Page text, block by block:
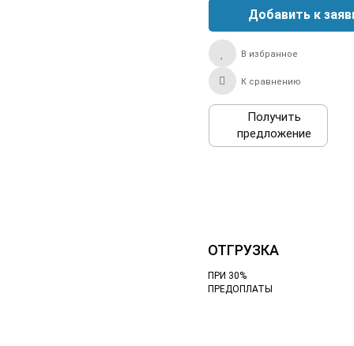
В избранное
К сравнению
Получить
предложение
ОТГРУЗКА
ПРИ 30%
ПРЕДОПЛАТЫ